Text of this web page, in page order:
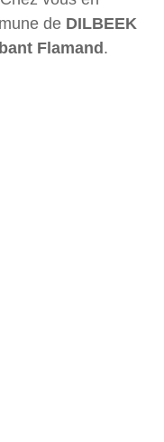
de DILBEEK
Flamand .